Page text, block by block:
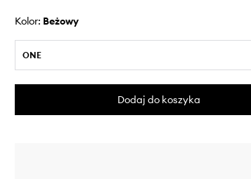
Kolor: beżowy
ONE
Dodaj do koszyka